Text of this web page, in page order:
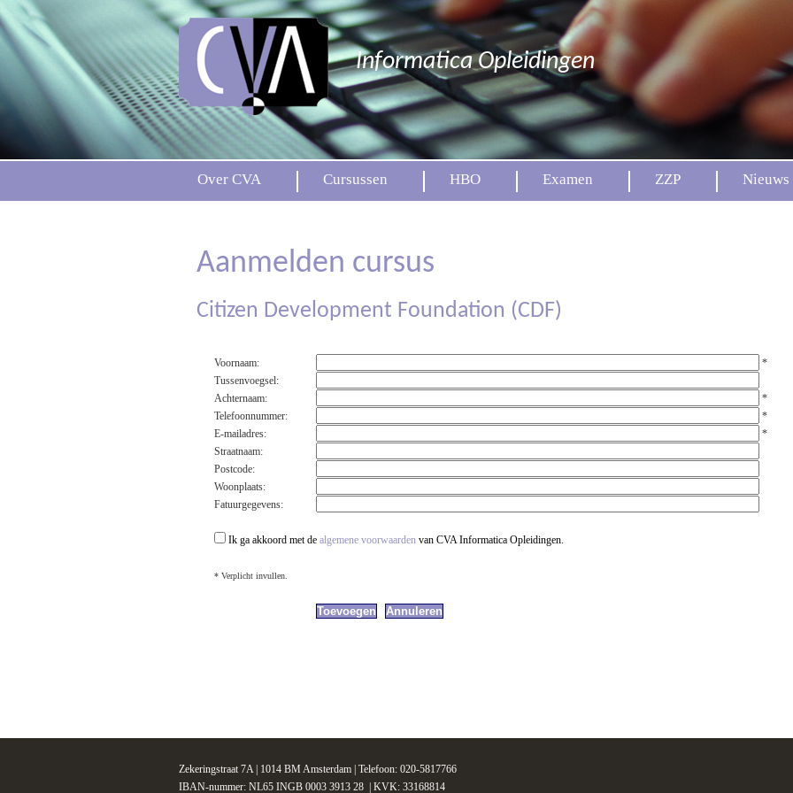
Informatica Opleidingen
Over CVA Cursussen HBO Examen ZZP Nieuws
Aanmelden cursus
Citizen Development Foundation (CDF)
Voornaam:
*
Tussenvoegsel:
Achternaam:
*
Telefoonnummer:
*
E-mailadres:
*
Straatnaam:
Postcode:
Woonplaats:
Fatuurgegevens:
Ik ga akkoord met de algemene voorwaarden van CVA Informatica Opleidingen.
* Verplicht invullen.
Zekeringstraat 7A | 1014 BM Amsterdam | Telefoon: 020-5817766
IBAN-nummer: NL65 INGB 0003 3913 28 | KVK: 33168814